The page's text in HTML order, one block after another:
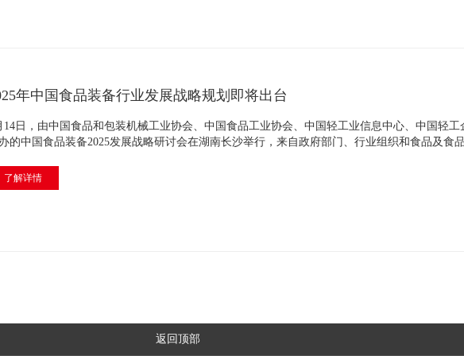
年中国食品装备行业发展战略规划即将出台
14日，由中国食品和包装机械工业协会、中国食品工业协会、中国轻工业信息中心、中国轻
的中国食品装备2025发展战略研讨会在湖南长沙举行，来自政府部门、行业组织和食品及食
了解详情
返回顶部